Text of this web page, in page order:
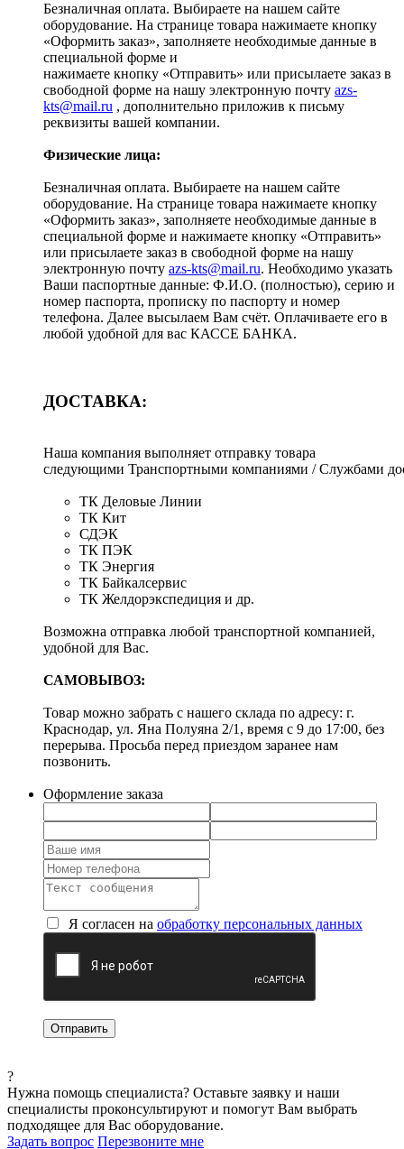
Безналичная оплата. Выбираете на нашем сайте
оборудование. На странице товара нажимаете кнопку
«Оформить заказ», заполняете необходимые данные в
специальной форме и
нажимаете кнопку «Отправить» или присылаете заказ в
свободной форме на нашу электронную почту azs-
kts@mail.ru , дополнительно приложив к письму
реквизиты вашей компании.
Физические лица:
Безналичная оплата. Выбираете на нашем сайте
оборудование. На странице товара нажимаете кнопку
«Оформить заказ», заполняете необходимые данные в
специальной форме и нажимаете кнопку «Отправить»
или присылаете заказ в свободной форме на нашу
электронную почту azs-kts@mail.ru. Необходимо указать
Ваши паспортные данные: Ф.И.О. (полностью), серию и
номер паспорта, прописку по паспорту и номер
телефона. Далее высылаем Вам счёт. Оплачиваете его в
любой удобной для вас КАССЕ БАНКА.
ДОСТАВКА:
Наша компания выполняет отправку товара
следующими Транспортными компаниями / Службами
ТК Деловые Линии
ТК Кит
СДЭК
ТК ПЭК
ТК Энергия
ТК Байкалсервис
ТК Желдорэкспедиция и др.
Возможна отправка любой транспортной компанией,
удобной для Вас.
САМОВЫВОЗ:
Товар можно забрать с нашего склада по адресу: г.
Краснодар, ул. Яна Полуяна 2/1, время с 9 до 17:00, без
перерыва. Просьба перед приездом заранее нам
позвонить.
Оформление заказа
Я согласен на обработку персональных данных
?
Нужна помощь специалиста? Оставьте заявку и наши
специалисты проконсультируют и помогут Вам выбрать
подходящее для Вас оборудование.
Задать вопрос Перезвоните мне